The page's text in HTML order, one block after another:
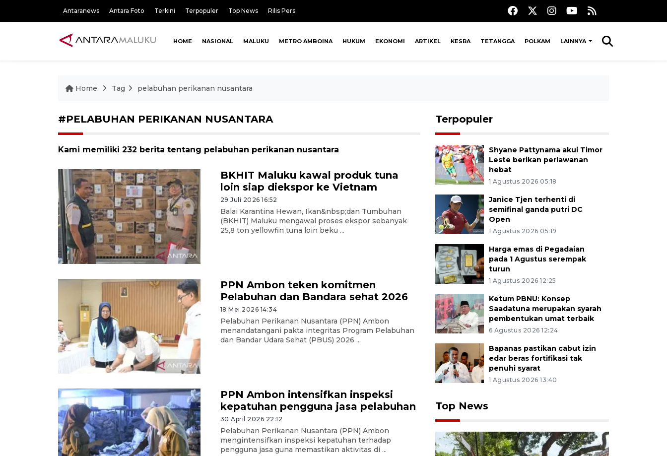
Antaranews Antara Foto Terkini Terpopuler Top News Rilis Pers
HOME NASIONAL MALUKU METRO AMBOINA HUKUM EKONOMI ARTIKEL KESRA TETANGGA POLKAM LAINNYA
Home Tag pelabuhan perikanan nusantara
#PELABUHAN PERIKANAN NUSANTARA
Kami memiliki 232 berita tentang pelabuhan perikanan nusantara
BKHIT Maluku kawal produk tuna
loin siap diekspor ke Vietnam
29 Juli 2026 16:52
Balai Karantina Hewan, Ikan&nbsp;dan Tumbuhan
(BKHIT) Maluku mengawal proses ekspor sebanyak
25,8 ton yellowfin tuna loin beku ...
PPN Ambon teken komitmen
Pelabuhan dan Bandara sehat 2026
18 Mei 2026 14:34
Pelabuhan Perikanan Nusantara (PPN) Ambon
menandatangani pakta integritas Program Pelabuhan
dan Bandar Udara Sehat (PBUS) 2026 ...
PPN Ambon intensifkan inspeksi
kepatuhan pengguna jasa pelabuhan
30 April 2026 22:12
Pelabuhan Perikanan Nusantara (PPN) Ambon
mengintensifkan inspeksi kepatuhan terhadap
pengguna jasa guna memastikan aktivitas di ...
Terpopuler
Shyane Pattynama akui Timor
Leste berikan perlawanan
hebat
1 Agustus 2026 05:18
Janice Tjen terhenti di
semifinal ganda putri DC
Open
1 Agustus 2026 05:19
Harga emas di Pegadaian
pada 1 Agustus serempak
turun
1 Agustus 2026 12:25
Ketum PBNU: Konsep
Saadatuna merupakan syarah
pembentukan umat terbaik
6 Agustus 2026 12:24
Bapanas pastikan cabut izin
edar beras fortifikasi tak
penuhi syarat
1 Agustus 2026 13:40
Top News